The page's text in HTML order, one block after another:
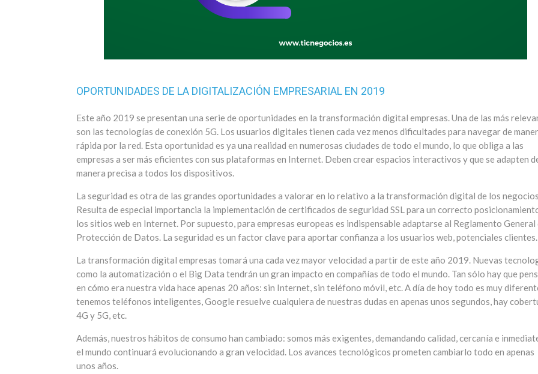
OPORTUNIDADES DE LA DIGITALIZACIÓN EMPRESARIAL EN 2019
Este año 2019 se presentan una serie de oportunidades en la transformación digital empresas. Una de las más
son las tecnologías de conexión 5G. Los usuarios digitales tienen cada vez menos dificultades para navegar de
rápida por la red. Esta oportunidad es ya una realidad en numerosas ciudades de todo el mundo, lo que obliga a las
empresas a ser más eficientes con sus plataformas en Internet. Deben crear espacios interactivos y que se adapten
manera precisa a todos los dispositivos.
La seguridad es otra de las grandes oportunidades a valorar en lo relativo a la transformación digital de los
Resulta de especial importancia la implementación de certificados de seguridad SSL para un correcto
los sitios web en Internet. Por supuesto, para empresas europeas es indispensable adaptarse al Reglamento General
Protección de Datos. La seguridad es un factor clave para aportar confianza a los usuarios web, potenciales clientes.
La transformación digital empresas tomará una cada vez mayor velocidad a partir de este año 2019. Nuevas
como la automatización o el Big Data tendrán un gran impacto en compañías de todo el mundo. Tan sólo hay que
en cómo era nuestra vida hace apenas 20 años: sin Internet, sin teléfono móvil, etc. A día de hoy todo es muy
tenemos teléfonos inteligentes, Google resuelve cualquiera de nuestras dudas en apenas unos segundos, hay
4G y 5G, etc.
Además, nuestros hábitos de consumo han cambiado: somos más exigentes, demandando calidad, cercanía e
el mundo continuará evolucionando a gran velocidad. Los avances tecnológicos prometen cambiarlo todo en apenas
unos años.